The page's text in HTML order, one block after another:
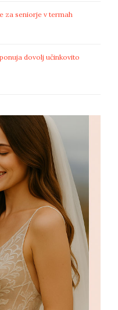
za seniorje v termah
dovolj učinkovito